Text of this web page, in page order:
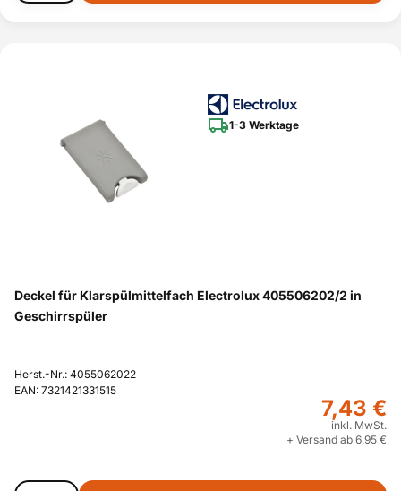
1-3 Werktage
Deckel für Klarspülmittelfach Electrolux 405506202/2 in
Geschirrspüler
Herst.-Nr.: 4055062022
EAN: 7321421331515
7,43 €
inkl. MwSt.
+ Versand ab 6,95 €